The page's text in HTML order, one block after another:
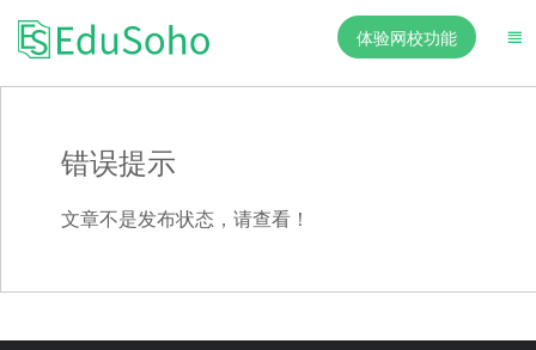
体验网校功能
错误提示
文章不是发布状态，请查看！